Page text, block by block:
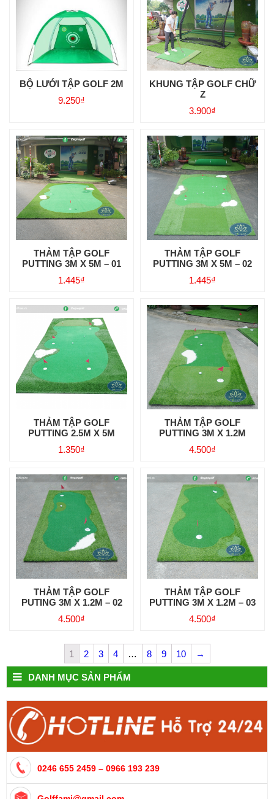
BỘ LƯỚI TẬP GOLF 2M
9.250₫
KHUNG TẬP GOLF CHỮ
Z
3.900₫
THẢM TẬP GOLF
PUTTING 3M X 5M – 01
1.445₫
THẢM TẬP GOLF
PUTTING 3M X 5M – 02
1.445₫
THẢM TẬP GOLF
PUTTING 2.5M X 5M
1.350₫
THẢM TẬP GOLF
PUTTING 3M X 1.2M
4.500₫
THẢM TẬP GOLF
PUTING 3M X 1.2M – 02
4.500₫
THẢM TẬP GOLF
PUTTING 3M X 1.2M – 03
4.500₫
1 2 3 4 … 8 9 10 →
DANH MỤC SẢN PHẨM
0246 655 2459 – 0966 193 239